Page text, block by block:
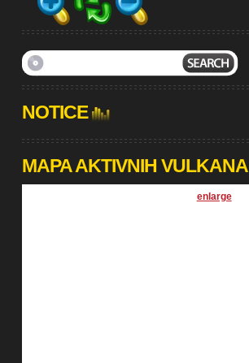
NOTICE
MAPA AKTIVNIH VULKANA
enlarge]